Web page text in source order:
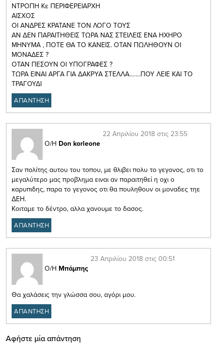
ΝΤΡΟΠΗ Κε ΠΕΡΙΦΕΡΕΙΑΡΧΗ
ΑΙΣΧΟΣ
ΟΙ ΑΝΔΡΕΣ ΚΡΑΤΑΝΕ ΤΟΝ ΛΟΓΟ ΤΟΥΣ
ΑΝ ΔΕΝ ΠΑΡΑΙΤΗΘΕΙΣ ΤΩΡΑ ΝΑΣ ΣΤΕΙΛΕΙΣ ΕΝΑ ΗΧΗΡΟ
ΜΗΝΥΜΑ , ΠΟΤΕ ΘΑ ΤΟ ΚΑΝΕΙΣ. ΟΤΑΝ ΠΩΛΗΘΟΥΝ ΟΙ
ΜΟΝΑΔΕΣ ?
ΟΤΑΝ ΠΕΣΟΥΝ ΟΙ ΥΠΟΓΡΑΦΕΣ ?
ΤΩΡΑ ΕΙΝΑΙ ΑΡΓΑ ΓΙΑ ΔΑΚΡΥΑ ΣΤΕΛΛΑ…….ΠΟΥ ΛΕΙΕ ΚΑΙ ΤΟ
ΤΡΑΓΟΥΔΙ
ΑΠΑΝΤΗΣΗ
Ο/Η Don korleone
22 Απριλίου 2018 στις 23:55
Σαν πολίτης αυτου του τοπου, με θλιβει πολυ το γεγονος, οτι το
μεγαλύτερο μας προβλημα ειναι αν παραιτηθεί η οχι ο
καρυπιδης, παρα το γεγονος οτι θα πουληθουν οι μοναδες τηε
ΔΕΗ.
Κοιταμε το δέντρο, αλλα χανουμε το δασος.
ΑΠΑΝΤΗΣΗ
Ο/Η Μπάμπης
23 Απριλίου 2018 στις 00:51
Θα χαλάσεις την γλώσσα σου, αγόρι μου.
ΑΠΑΝΤΗΣΗ
Αφήστε μία απάντηση